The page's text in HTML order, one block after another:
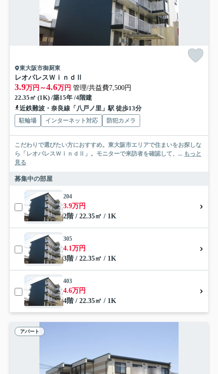
東大阪市御厨東
レオパレスＷｉｎｄⅡ
3.9万円～4.6万円 管理/共益費7,500円
22.35㎡ (1K) /築15年 /4階建
近鉄難波・奈良線「八戸ノ里」駅 徒歩13分
駐輪場 インターネット対応 防犯カメラ
こだわりで選びたい方におすすめ。東大阪市エリアで住まいをお探しな
ら「レオパレスＷｉｎｄⅡ」。モニターで来訪者を確認して、... もっと
見る
募集中の部屋
204
3.9万円
2階 / 22.35㎡ / 1K
305
4.1万円
3階 / 22.35㎡ / 1K
403
4.6万円
4階 / 22.35㎡ / 1K
アパート